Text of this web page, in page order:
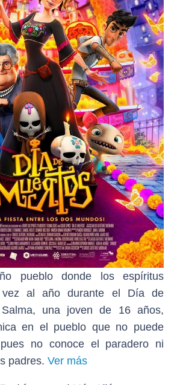
pueblo donde los espíritus
vez al año durante el Día de
una joven de 16 años,
en el pueblo que no puede
no conoce el paradero ni
padres. Ver más